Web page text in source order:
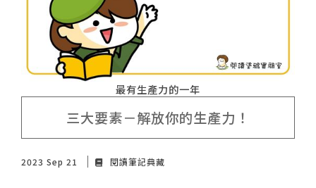
最有生產力的一年
三大要素－解放你的生產力！
2023 Sep 21 閱讀筆記典藏